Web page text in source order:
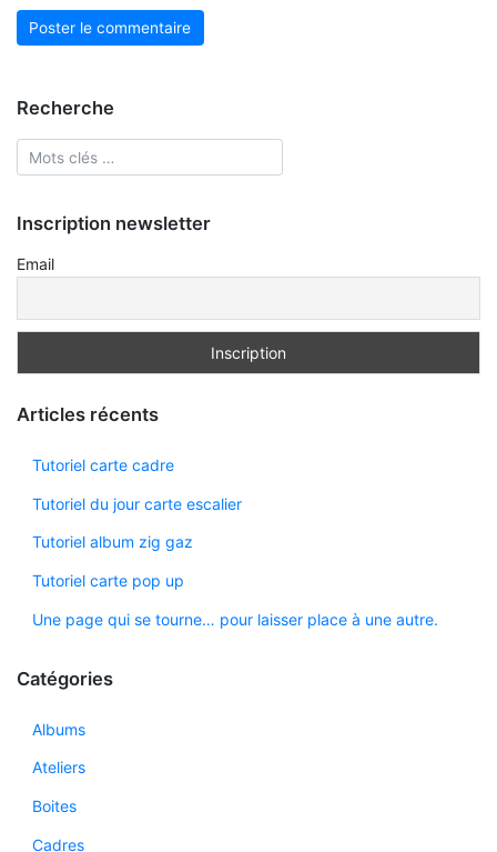
Recherche
Inscription newsletter
Email
Articles récents
Tutoriel carte cadre
Tutoriel du jour carte escalier
Tutoriel album zig gaz
Tutoriel carte pop up
Une page qui se tourne… pour laisser place à une autre.
Catégories
Albums
Ateliers
Boites
Cadres